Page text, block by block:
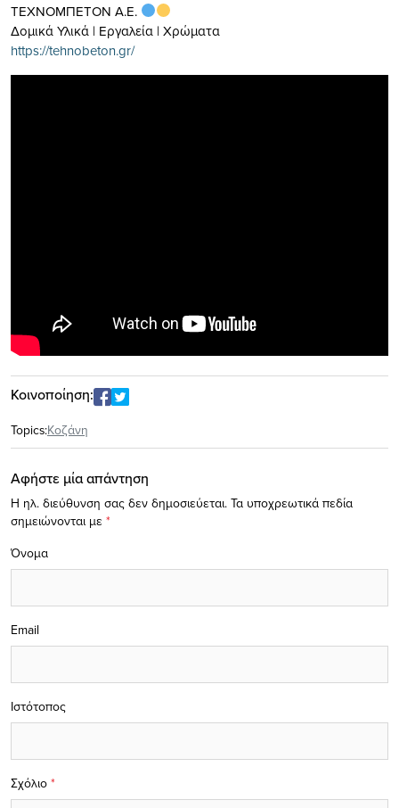
ΤΕΧΝΟΜΠΕΤΟΝ Α.Ε.
Δομικά Υλικά | Εργαλεία | Χρώματα
https://tehnobeton.gr/
Κοινοποίηση:
Topics:Κοζάνη
Αφήστε μία απάντηση
Η ηλ. διεύθυνση σας δεν δημοσιεύεται. Τα υποχρεωτικά πεδία
σημειώνονται με *
Σχόλιο *
Όνομα
Email
Ιστότοπος